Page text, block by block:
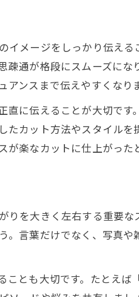
メージをしっかり伝え
通が格段にスムーズに
ンスまで伝えやすくなりま
直に伝えることが大切で
たカット方法やスタイル
楽なカットに仕上がった
を大きく左右する重要
言葉だけでなく、写真
とも大切です。たとえ